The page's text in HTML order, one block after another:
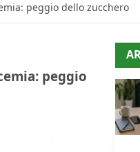
peggio dello zucchero
peggio